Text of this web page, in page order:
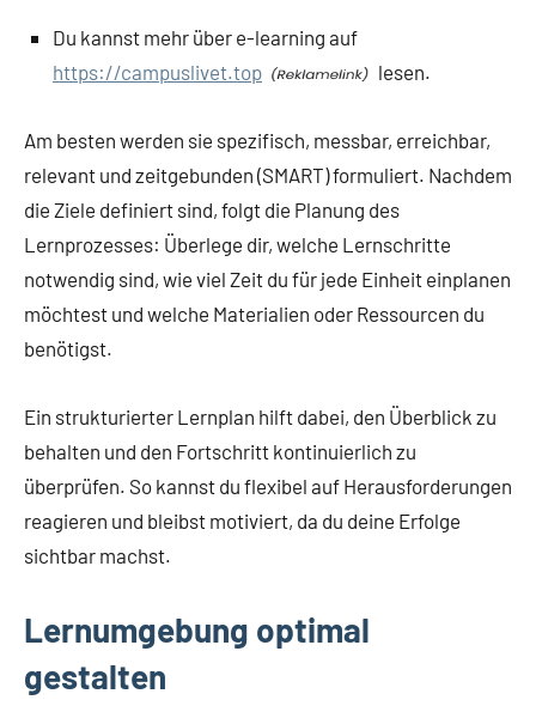
Du kannst mehr über e-learning auf
https://campuslivet.top
lesen.
Am besten werden sie spezifisch, messbar, erreichbar,
relevant und zeitgebunden (SMART) formuliert. Nachdem
die Ziele definiert sind, folgt die Planung des
Lernprozesses: Überlege dir, welche Lernschritte
notwendig sind, wie viel Zeit du für jede Einheit einplanen
möchtest und welche Materialien oder Ressourcen du
benötigst.
Ein strukturierter Lernplan hilft dabei, den Überblick zu
behalten und den Fortschritt kontinuierlich zu
überprüfen. So kannst du flexibel auf Herausforderungen
reagieren und bleibst motiviert, da du deine Erfolge
sichtbar machst.
Lernumgebung optimal
gestalten